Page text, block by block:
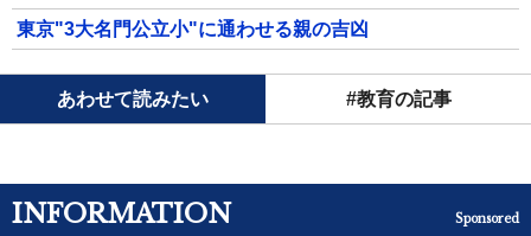
東京"3大名門公立小"に通わせる親の吉凶
あわせて読みたい #教育の記事
INFORMATION Sponsored